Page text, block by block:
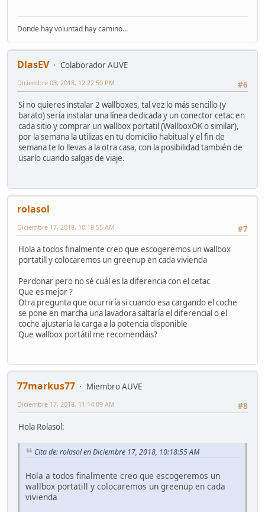
Donde hay voluntad hay camino...
DlasEV
Colaborador AUVE
#6
Diciembre 03, 2018, 12:22:50 PM
Si no quieres instalar 2 wallboxes, tal vez lo más sencillo (y
barato) sería instalar una línea dedicada y un conector cetac en
cada sitio y comprar un wallbox portatil (WallboxOK o similar),
por la semana la utilizas en tu domicilio habitual y el fin de
semana te lo llevas a la otra casa, con la posibilidad también de
usarlo cuando salgas de viaje.
rolasol
#7
Diciembre 17, 2018, 10:18:55 AM
Hola a todos finalmente creo que escogeremos un wallbox
portatill y colocaremos un greenup en cada vivienda
Perdonar pero no sé cuál es la diferencia con el cetac
Que es mejor ?
Otra pregunta que ocurriría si cuando esa cargando el coche
se pone en marcha una lavadora saltaría el diferencial o el
coche ajustaría la carga a la potencia disponible
Que wallbox portátil me recomendáis?
77markus77
Miembro AUVE
#8
Diciembre 17, 2018, 11:14:09 AM
Hola Rolasol:
Cita de: rolasol en Diciembre 17, 2018, 10:18:55 AM
Hola a todos finalmente creo que escogeremos un
wallbox portatill y colocaremos un greenup en cada
vivienda